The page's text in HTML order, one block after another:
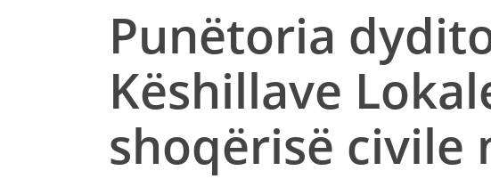
Punëtoria
Këshillave
shoqërisë civile